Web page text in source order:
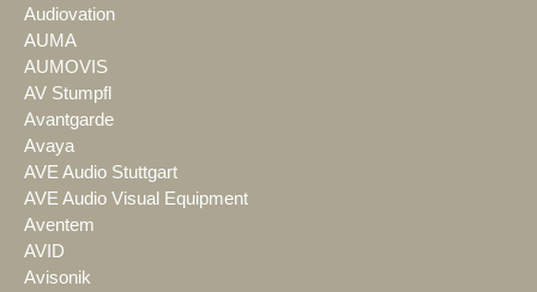
Audiovation
AUMA
AUMOVIS
AV Stumpfl
Avantgarde
Avaya
AVE Audio Stuttgart
AVE Audio Visual Equipment
Aventem
AVID
Avisonik